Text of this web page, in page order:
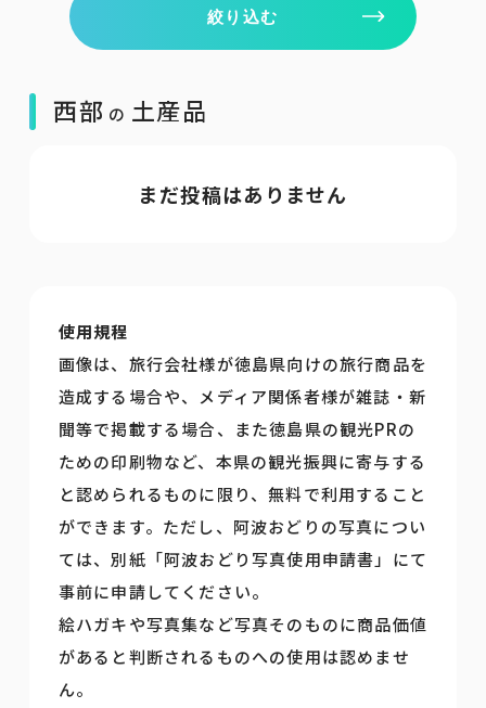
絞り込む
西部 の 土産品
まだ投稿はありません
使用規程
画像は、旅行会社様が徳島県向けの旅行商品を
造成する場合や、メディア関係者様が雑誌・新
聞等で掲載する場合、また徳島県の観光PRの
ための印刷物など、本県の観光振興に寄与する
と認められるものに限り、無料で利用すること
ができます。ただし、阿波おどりの写真につい
ては、別紙「阿波おどり写真使用申請書」にて
事前に申請してください。
絵ハガキや写真集など写真そのものに商品価値
があると判断されるものへの使用は認めませ
ん。